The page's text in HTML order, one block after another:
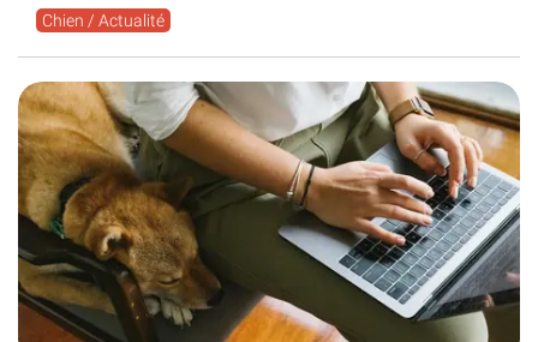
Chien / Actualité